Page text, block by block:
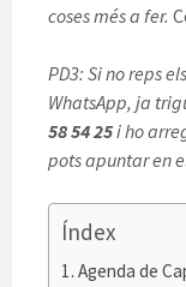
coses més a fer.
PD3: Si no reps
WhatsApp, ja
58 54 25i ho
pots apuntar en
Índex
Agenda de